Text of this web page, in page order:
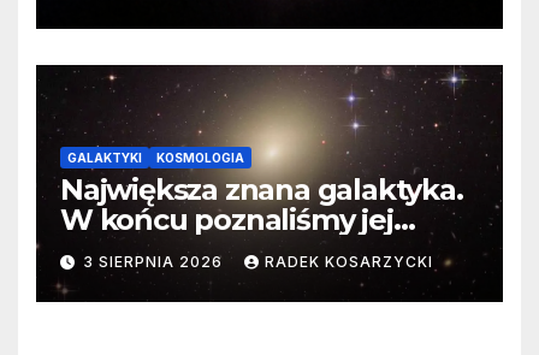
GALAKTYKI KOSMOLOGIA
Największa znana galaktyka.
W końcu poznaliśmy jej
faktyczne wymiary
3 SIERPNIA 2026 RADEK KOSARZYCKI